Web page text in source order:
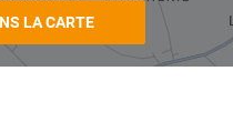
LA CARTE